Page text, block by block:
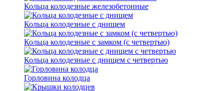
Кольца колодезные железобетонные
Кольца колодезные с днищем
Кольца колодезные с замком (с четвертью)
Кольца колодезные с днищем с четвертью
Горловина колодца